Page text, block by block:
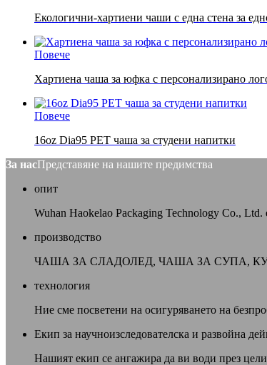
Екологични-хартиени чаши с една стена за
Повече
Хартиена чаша за юфка с персонализирано
Повече
16oz Dia95 PET чаша за студени напитки
За насПредставяне на нашите предимства
опит
Wuhan Haokelao Packaging Technology Co., Ltd.
производство
ЧАША ЗА СЛАДОЛЕД, ЧАША ЗА СУПА,
технология
Ние сме посветени на осигуряването на
Екип за научноизследователска и развойна
Нашият екип се ангажира да ви води през